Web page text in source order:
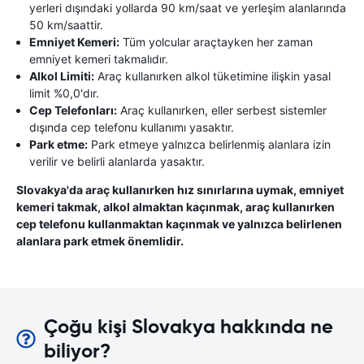
yerleri dışındaki yollarda 90 km/saat ve yerleşim alanlarında
50 km/saattir.
Emniyet Kemeri: Tüm yolcular araçtayken her zaman
emniyet kemeri takmalıdır.
Alkol Limiti: Araç kullanırken alkol tüketimine ilişkin yasal
limit %0,0'dır.
Cep Telefonları: Araç kullanırken, eller serbest sistemler
dışında cep telefonu kullanımı yasaktır.
Park etme: Park etmeye yalnızca belirlenmiş alanlara izin
verilir ve belirli alanlarda yasaktır.
Slovakya'da araç kullanırken hız sınırlarına uymak, emniyet
kemeri takmak, alkol almaktan kaçınmak, araç kullanırken
cep telefonu kullanmaktan kaçınmak ve yalnızca belirlenen
alanlara park etmek önemlidir.
Çoğu kişi Slovakya hakkında ne
biliyor?